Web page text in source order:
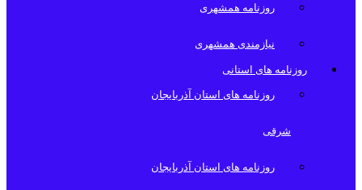
روزنامه همشهری
نیازمندی همشهری
روزنامه های استانی
روزنامه های استان آذربایجان
شرقی
روزنامه های استان آذربایجان